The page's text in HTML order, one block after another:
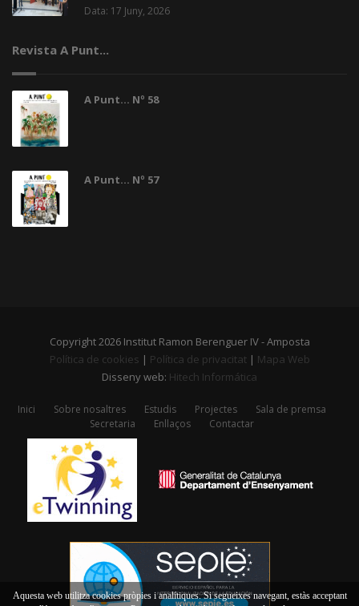
Aquesta web utilitza cookies pròpies i analítiques. Si segueixes navegant, estàs acceptant
Data: 17 Juny, 2026
Revista A Punt...
A Punt... Nº 58
A Punt... Nº 57
Copyright 2026 Institut Ramon Berenguer IV - Amposta
Política de cookies | Política de privacitat| Mapa Web
Disseny web: Hitech Informática
Inici Sobre nosaltres Estudis Projectes
Sala de premsa
Secretaria
Enllaços Contactar